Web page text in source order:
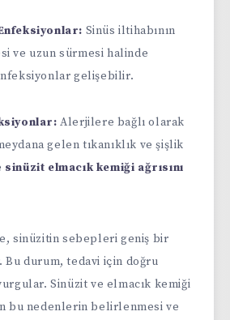
Sinüs iltihabının
ve uzun sürmesi halinde
gelişebilir.
Alerjilere bağlı olarak
gelen tıkanıklık ve şişlik
sinüzit elmacık kemiği ağrısını
sinüzitin sebepleri geniş bir
Bu durum, tedavi için doğru
Sinüzit ve elmacık kemiği
bu nedenlerin belirlenmesi ve